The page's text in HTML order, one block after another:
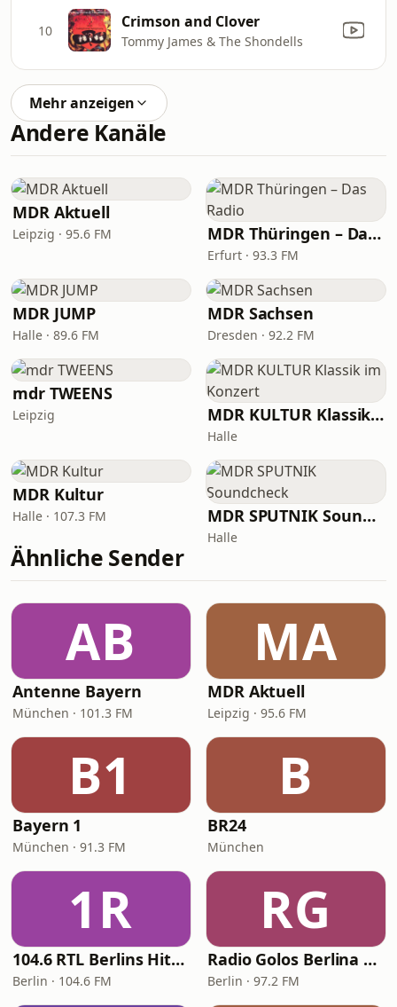
10 Crimson and Clover
Tommy James & The Shondells
Mehr anzeigen
Andere Kanäle
MDR Aktuell
Leipzig · 95.6 FM MDR Thüringen – Das Radio
Erfurt · 93.3 FM
MDR JUMP
Halle · 89.6 FM
MDR Sachsen
Dresden · 92.2 FM
mdr TWEENS
Leipzig MDR KULTUR Klassik im Konzert
Halle
MDR Kultur
Halle · 107.3 FM MDR SPUTNIK Soundcheck
Halle
Ähnliche Sender
AB
Antenne Bayern
München · 101.3 FM
MA
MDR Aktuell
Leipzig · 95.6 FM
B1
Bayern 1
München · 91.3 FM
B
BR24
München
1R
104.6 RTL Berlins Hitradio
Berlin · 104.6 FM
RG
Radio Golos Berlina 97.2 FM
Berlin · 97.2 FM